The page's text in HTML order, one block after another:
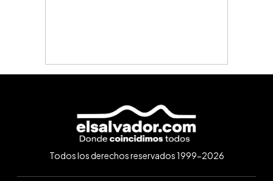
Todos los derechos reservados 1999-2026